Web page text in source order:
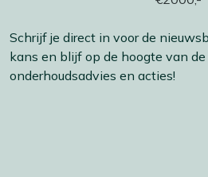
Schrijf je direct in voor de
kans en blijf op de hoogte van
onderhoudsadvies en acties!